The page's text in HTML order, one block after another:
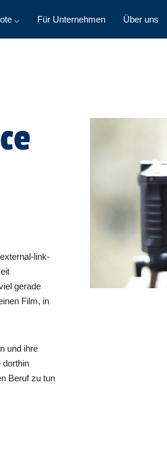
⌵ Für Unternehmen Über uns
link-
gerade
Film, in
und ihre
dorthin
Beruf zu tun